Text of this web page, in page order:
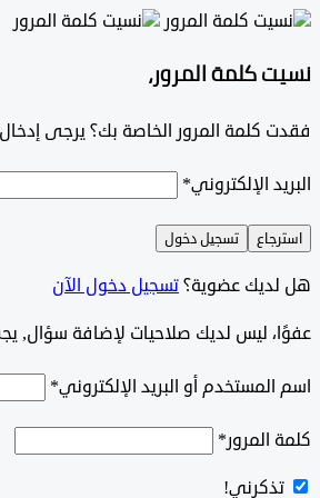
نسيت كلمة المرور،
فقدت كلمة المرور الخاصة بك؟ يرجى إدخال
البريد الإلكتروني*
استرجاع تسجيل دخول
هل لديك عضوية؟تسجيل دخول الآن
‫‫‫عفوًا، ليس لديك صلاحيات لإضافة سؤال,
اسم المستخدم أو البريد الإلكتروني*
كلمة المرور*
تذكرني!